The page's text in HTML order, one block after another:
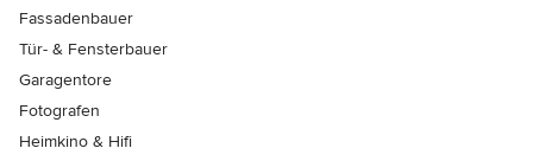
Fassadenbauer
Tür- & Fensterbauer
Garagentore
Fotografen
Heimkino & Hifi